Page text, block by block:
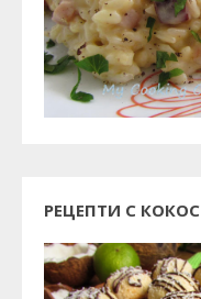
РЕЦЕПТИ С КОКОС